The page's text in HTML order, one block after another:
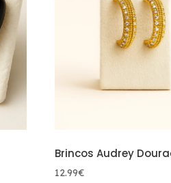
Brincos Audrey
12.99€